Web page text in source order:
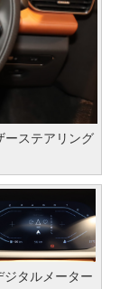
ーステアリング
タルメーター